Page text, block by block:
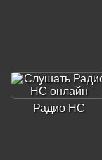
Радио НС